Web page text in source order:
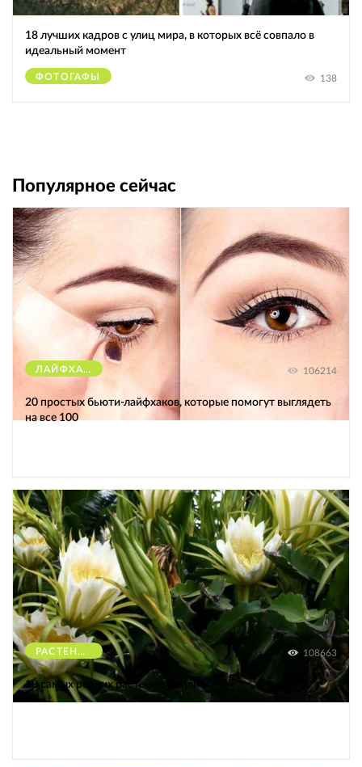
18 лучших кадров с улиц мира, в которых всё совпало в
идеальный момент
ФОТОГАФЫ 138
Популярное сейчас
ЛАЙФХАКИ 106214
20 простых бьюти-лайфхаков, которые помогут выглядеть
на все 100
РАСТЕНИЯ 108663
10 самых редких растений Земли